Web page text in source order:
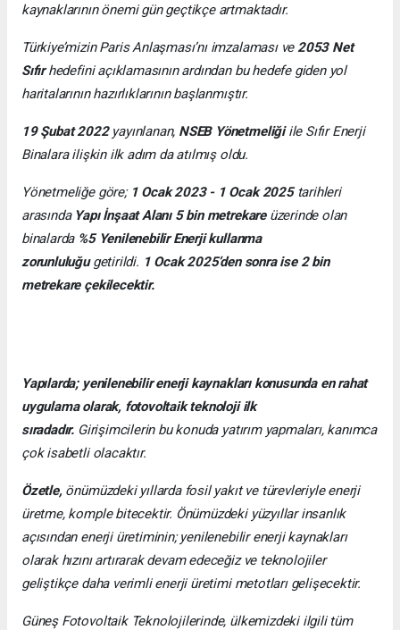
kaynaklarının önemi gün geçtikçe artmaktadır.
Türkiye’mizin Paris Anlaşması’nı imzalaması ve2053 Net
Sıfırhedefini açıklamasının ardından bu hedefe giden yol
haritalarının hazırlıklarının başlanmıştır.
19 Şubat 2022 yayınlanan, NSEB Yönetmeliğiile Sıfır Enerji
Binalara ilişkin ilk adım da atılmış oldu.
Yönetmeliğe göre; 1 Ocak 2023 - 1 Ocak 2025 tarihleri
arasında Yapı İnşaat Alanı 5 bin metrekare üzerinde olan
binalarda%5 Yenilenebilir Enerji kullanma
zorunluluğugetirildi. 1 Ocak 2025’den sonra ise 2 bin
metrekare çekilecektir.
Yapılarda; yenilenebilir enerji kaynakları konusunda en rahat
uygulama olarak, fotovoltaik teknoloji ilk
sıradadır. Girişimcilerin bu konuda yatırım yapmaları, kanımca
çok isabetli olacaktır.
Özetle,önümüzdeki yıllarda fosil yakıt ve türevleriyle enerji
üretme, komple bitecektir. Önümüzdeki yüzyıllar insanlık
açısından enerji üretiminin; yenilenebilir enerji kaynakları
olarak hızını artırarak devam edeceğiz ve teknolojiler
geliştikçe daha verimli enerji üretimi metotları gelişecektir.
Güneş Fotovoltaik Teknolojilerinde, ülkemizdeki ilgili tüm